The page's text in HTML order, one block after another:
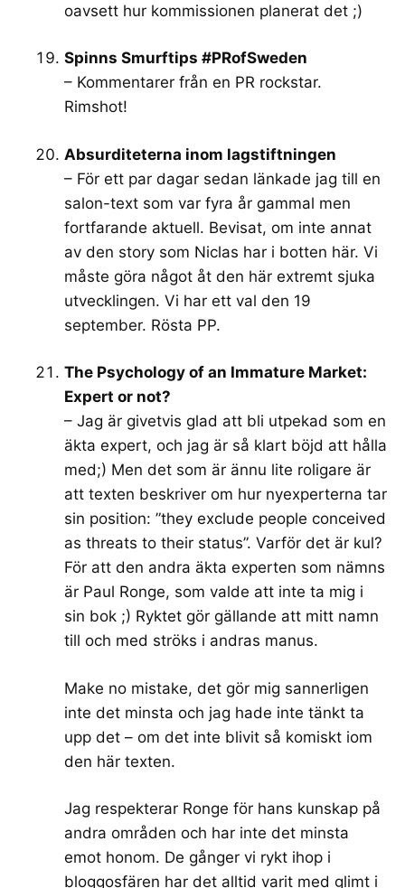
oavsett hur kommissionen planerat det ;)
Spinns Smurftips #PRofSweden
– Kommentarer från en PR rockstar.
Rimshot!
Absurditeterna inom lagstiftningen
– För ett par dagar sedan länkade jag till en
salon-text som var fyra år gammal men
fortfarande aktuell. Bevisat, om inte annat
av den story som Niclas har i botten här. Vi
måste göra något åt den här extremt sjuka
utvecklingen. Vi har ett val den 19
september. Rösta PP.
The Psychology of an Immature Market:
Expert or not?
– Jag är givetvis glad att bli utpekad som en
äkta expert, och jag är så klart böjd att hålla
med;) Men det som är ännu lite roligare är
att texten beskriver om hur nyexperterna tar
sin position: ”they exclude people conceived
as threats to their status”. Varför det är kul?
För att den andra äkta experten som nämns
är Paul Ronge, som valde att inte ta mig i
sin bok ;) Ryktet gör gällande att mitt namn
till och med ströks i andras manus.
Make no mistake, det gör mig sannerligen
inte det minsta och jag hade inte tänkt ta
upp det – om det inte blivit så komiskt iom
den här texten.
Jag respekterar Ronge för hans kunskap på
andra områden och har inte det minsta
emot honom. De gånger vi rykt ihop i
bloggosfären har det alltid varit med glimt i